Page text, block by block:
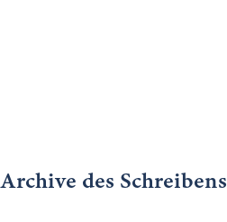
Archive des Schreibens